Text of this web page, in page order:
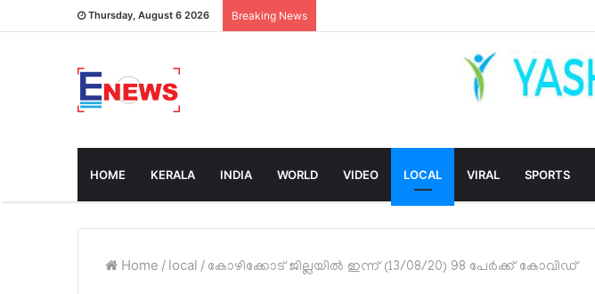
Thursday, August 6 2026 Breaking News
HOME KERALA INDIA WORLD VIDEO LOCAL VIRAL SPORTS
Home / local / കോഴിക്കോട് ജില്ലയിൽ ഇന്ന് (13/08/20) 98 പേർക്ക് കോവിഡ്